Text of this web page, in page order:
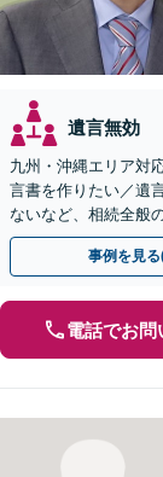
遺言無効
九州・沖縄エリア対
言書を作りたい／遺
ないなど、相続全般
な問題も粘り強く対
事例を見
電話でお問